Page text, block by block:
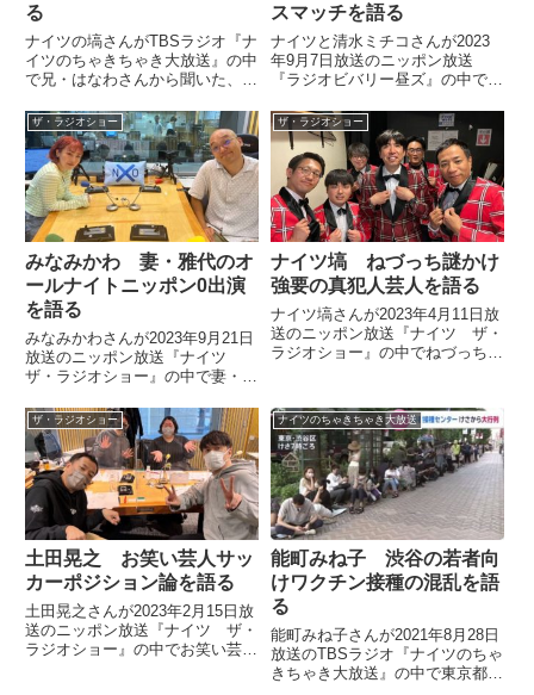
る
ナイツの塙さんがTBSラジオ『ナ
イツのちゃきちゃき大放送』の中
で兄・はなわさんから聞いた、は
ーでゲストに来た沢尻エリカさん
の話を紹介していました。（土屋
伸之）でも、やっと独演会も終わ
りましたけどもね。振り返って...
スマッチを語る
ナイツと清水ミチコさんが2023
年9月7日放送のニッポン放送
『ラジオビバリー昼ズ』の中で前
タウン』100万円争奪金網でデス
マッチについて話していました。
ザ・ラジオショー
みなみかわ 妻・雅代のオ
ールナイトニッポン0出演
を語る
みなみかわさんが2023年9月21日
放送のニッポン放送『ナイツ
ザ・ラジオショー』の中で妻・雅
ナイトニッポン0の終盤に妻が1
人で『南川雅代のオールナイトニ
ッポン0』を担当したことなどを
話していました。
ザ・ラジオショー
ナイツ塙 ねづっち謎かけ
強要の真犯人芸人を語る
ナイツ塙さんが2023年4月11日放
送のニッポン放送『ナイツ ザ・
ラジオショー』の中でねづっちさ
は林家三平師匠であると話してい
ましたが、実際にねづっちさんに
聞いた本当にうんざりしている芸
人の名前を紹介していました。
ザ・ラジオショー
土田晃之 お笑い芸人サッ
カーポジション論を語る
土田晃之さんが2023年2月15日放
送のニッポン放送『ナイツ ザ・
ラジオショー』の中でお笑い芸人
ナイツのちゃきちゃき大放送
能町みね子 渋谷の若者向
けワクチン接種の混乱を語
る
能町みね子さんが2021年8月28日
放送のTBSラジオ『ナイツのちゃ
きちゃき大放送』の中で東京都が